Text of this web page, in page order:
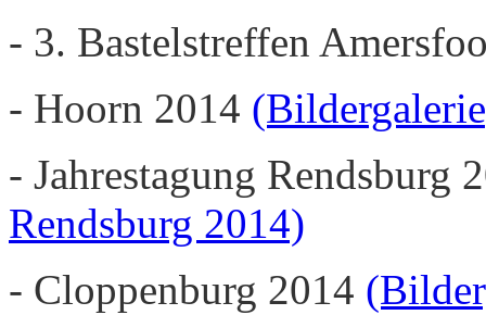
- 3. Bastelstreffen
- Hoorn 2014
- Jahrestagung Rendsburg
Rendsburg 2014)
- Cloppenburg 2014